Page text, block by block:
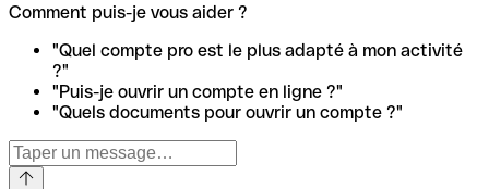
Comment puis-je vous aider ?
"Quel compte pro est le plus adapté à mon activité
?"
"Puis-je ouvrir un compte en ligne ?"
"Quels documents pour ouvrir un compte ?"